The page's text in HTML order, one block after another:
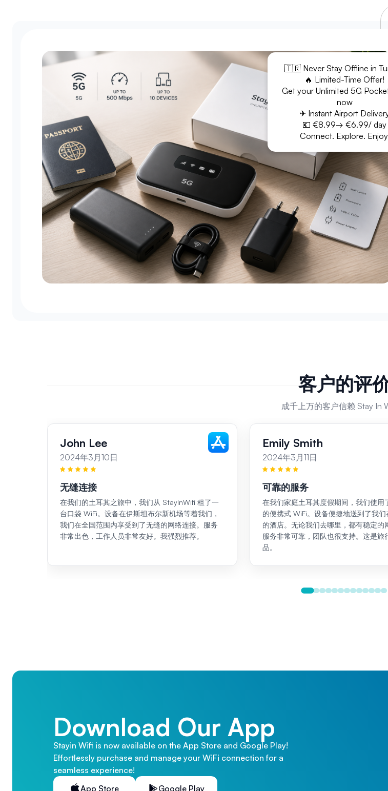
客户的评
成千上万的客户信赖 Stay In
John Lee
2024年3月10日
无缝连接
在我们的土耳其之旅中，我们从 StayInWifi 租了一
台口袋 WiFi。设备在伊斯坦布尔新机场等着我们，
我们在全国范围内享受到了无缝的网络连接。服务
非常出色，工作人员非常友好。我强烈推荐。
Emily Smith
2024年3月11日
可靠的服务
在我们家庭土耳其度假期间，我们使用
的便携式 WiFi。设备便捷地送到了我
的酒店。无论我们去哪里，都有稳定的
服务非常可靠，团队也很支持。这是旅
品。
Download Our App
Stayin Wifi is now available on the App Store and Google Play!
Effortlessly purchase and manage your WiFi connection for a
seamless experience!
App Store
Google Play
🇹🇷 Never Stay Offline in
🔥 Limited-Time Offer!
Get your Unlimited 5G
now
✈ Instant Airport
💶 €8.99→ €6.99/ day
Connect. Explore.